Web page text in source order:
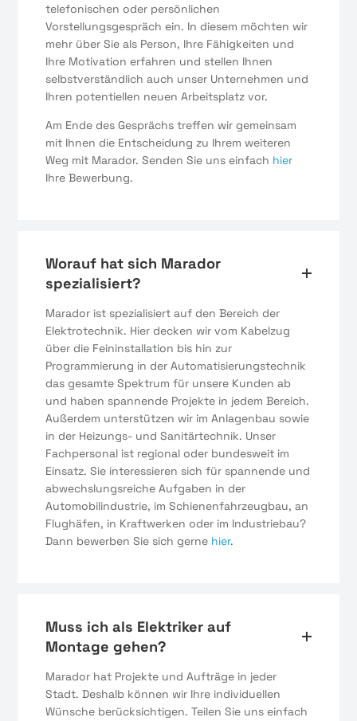
telefonischen oder persönlichen
Vorstellungsgespräch ein. In diesem möchten wir
mehr über Sie als Person, Ihre Fähigkeiten und
Ihre Motivation erfahren und stellen Ihnen
selbstverständlich auch unser Unternehmen und
Ihren potentiellen neuen Arbeitsplatz vor.
Am Ende des Gesprächs treffen wir gemeinsam
mit Ihnen die Entscheidung zu Ihrem weiteren
Weg mit Marador. Senden Sie uns einfach hier
Ihre Bewerbung.
Worauf hat sich Marador
spezialisiert?
Marador ist spezialisiert auf den Bereich der
Elektrotechnik. Hier decken wir vom Kabelzug
über die Feininstallation bis hin zur
Programmierung in der Automatisierungstechnik
das gesamte Spektrum für unsere Kunden ab
und haben spannende Projekte in jedem Bereich.
Außerdem unterstützen wir im Anlagenbau sowie
in der Heizungs- und Sanitärtechnik. Unser
Fachpersonal ist regional oder bundesweit im
Einsatz. Sie interessieren sich für spannende und
abwechslungsreiche Aufgaben in der
Automobilindustrie, im Schienenfahrzeugbau, an
Flughäfen, in Kraftwerken oder im Industriebau?
Dann bewerben Sie sich gerne hier.
Muss ich als Elektriker auf
Montage gehen?
Marador hat Projekte und Aufträge in jeder
Stadt. Deshalb können wir Ihre individuellen
Wünsche berücksichtigen. Teilen Sie uns einfach